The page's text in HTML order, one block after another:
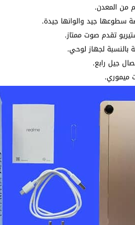
من المعدن.
تقدم صوت ممتاز.
بالنسبة لجهاز لوحي.
جيل رابع.
ميموري.